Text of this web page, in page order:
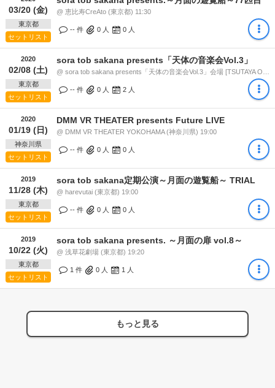
03/20 (金)
東京都
セットリスト
@ 恵比寿CreAto (東京都) 11:30
-- 件 0 人 0 人
2020
02/08 (土)
東京都
セットリスト
sora tob sakana presents「天体の音楽会Vol.3」
-- 件 0 人 2 人
2020
01/19 (日)
神奈川県
セットリスト
DMM VR THEATER presents Future LIVE
@ DMM VR THEATER YOKOHAMA (神奈川県) 19:00
-- 件 0 人 0 人
2019
11/28 (木)
東京都
セットリスト
sora tob sakana定期公演～月面の遊覧船～ TRIAL
@ harevutai (東京都) 19:00
-- 件 0 人 0 人
2019
10/22 (火)
東京都
セットリスト
sora tob sakana presents. ～月面の扉 vol.8～
@ 浅草花劇場 (東京都) 19:20
1 件 0 人 1 人
もっと見る